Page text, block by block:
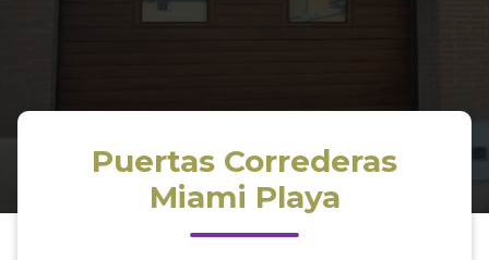
Puertas Correderas
Miami Playa